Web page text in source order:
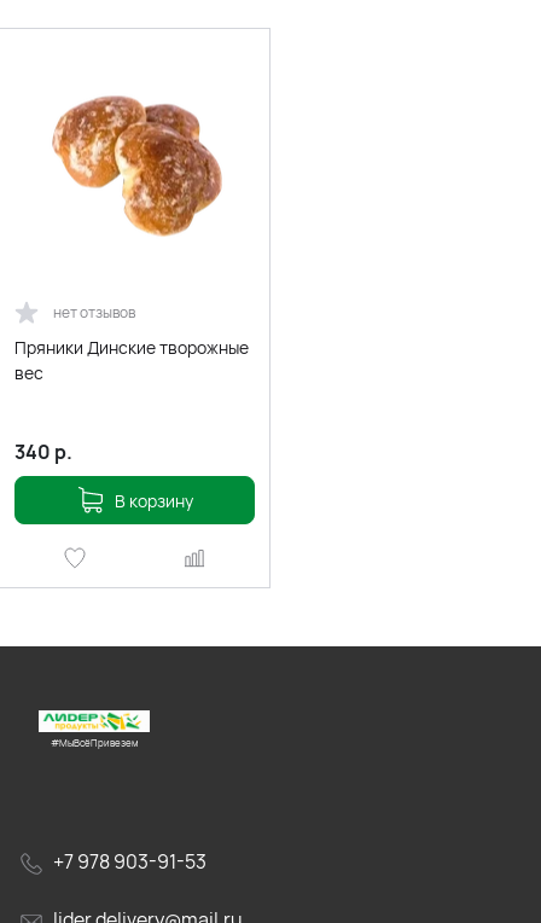
нет отзывов
Пряники Динские творожные
вес
340 р.
В корзину
#МыВсёПривезем
+7 978 903-91-53